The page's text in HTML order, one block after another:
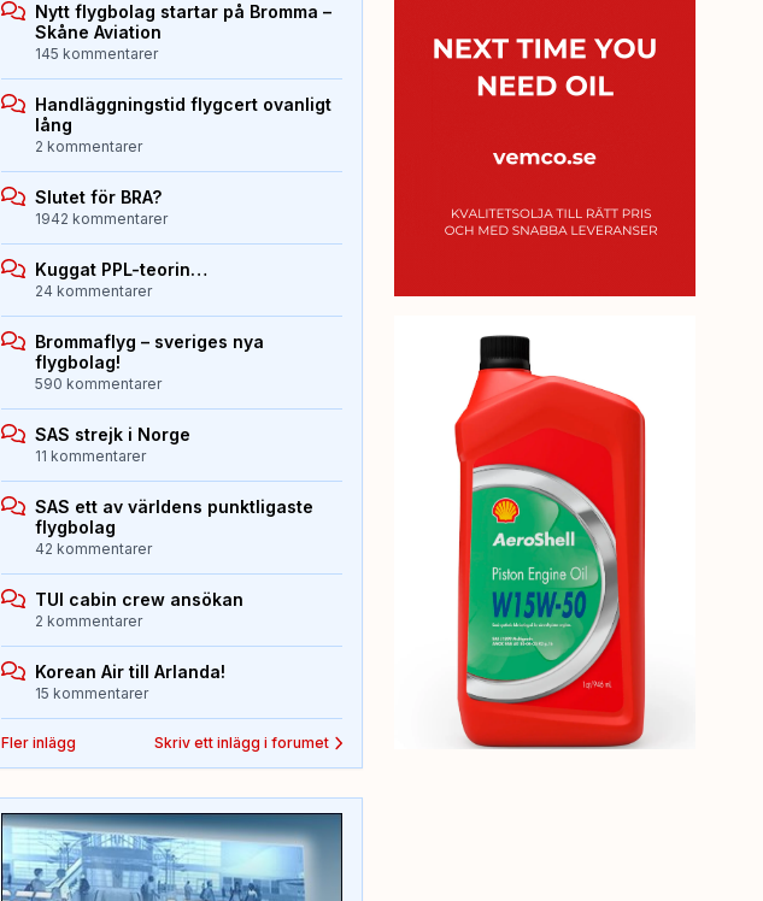
Nytt flygbolag startar på Bromma –
Skåne Aviation
145 kommentarer
Handläggningstid flygcert ovanligt
lång
2 kommentarer
Slutet för BRA?
1942 kommentarer
Kuggat PPL-teorin…
24 kommentarer
Brommaflyg – sveriges nya
flygbolag!
590 kommentarer
SAS strejk i Norge
11 kommentarer
SAS ett av världens punktligaste
flygbolag
42 kommentarer
TUI cabin crew ansökan
2 kommentarer
Korean Air till Arlanda!
15 kommentarer
Fler inlägg Skriv ett inlägg i forumet